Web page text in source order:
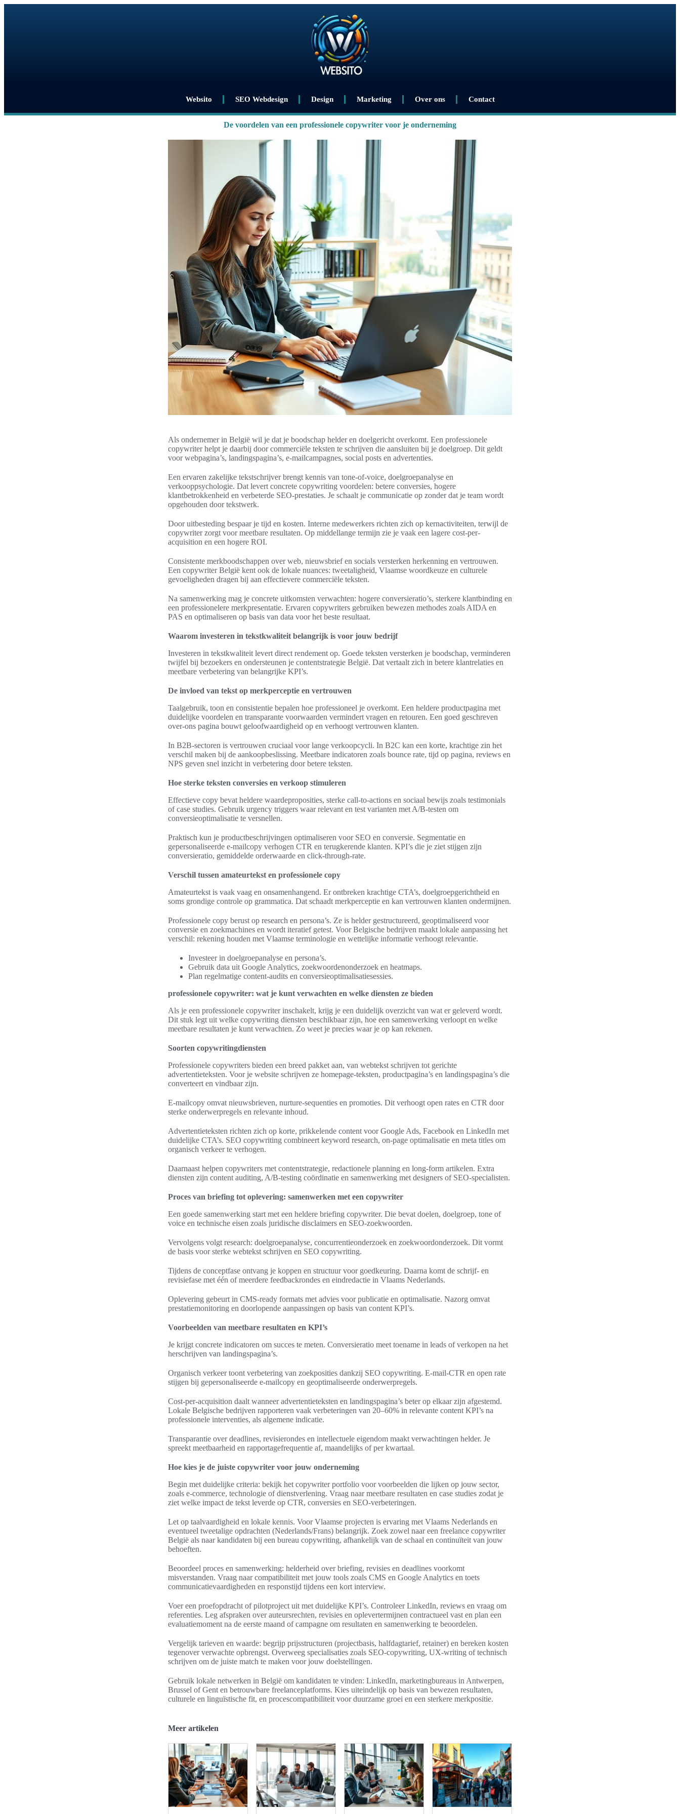
Websito SEO Webdesign Design Marketing Over ons Contact
De voordelen van een professionele copywriter voor je onderneming
Als ondernemer in België wil je dat je boodschap helder en doelgericht overkomt. Een professionele
copywriter helpt je daarbij door commerciële teksten te schrijven die aansluiten bij je doelgroep. Dit geldt
voor webpagina’s, landingspagina’s, e-mailcampagnes, social posts en advertenties.
Een ervaren zakelijke tekstschrijver brengt kennis van tone-of-voice, doelgroepanalyse en
verkooppsychologie. Dat levert concrete copywriting voordelen: betere conversies, hogere
klantbetrokkenheid en verbeterde SEO-prestaties. Je schaalt je communicatie op zonder dat je team wordt
opgehouden door tekstwerk.
Door uitbesteding bespaar je tijd en kosten. Interne medewerkers richten zich op kernactiviteiten, terwijl de
copywriter zorgt voor meetbare resultaten. Op middellange termijn zie je vaak een lagere cost-per-
acquisition en een hogere ROI.
Consistente merkboodschappen over web, nieuwsbrief en socials versterken herkenning en vertrouwen.
Een copywriter België kent ook de lokale nuances: tweetaligheid, Vlaamse woordkeuze en culturele
gevoeligheden dragen bij aan effectievere commerciële teksten.
Na samenwerking mag je concrete uitkomsten verwachten: hogere conversieratio’s, sterkere klantbinding en
een professionelere merkpresentatie. Ervaren copywriters gebruiken bewezen methodes zoals AIDA en
PAS en optimaliseren op basis van data voor het beste resultaat.
Waarom investeren in tekstkwaliteit belangrijk is voor jouw bedrijf
Investeren in tekstkwaliteit levert direct rendement op. Goede teksten versterken je boodschap, verminderen
twijfel bij bezoekers en ondersteunen je contentstrategie België. Dat vertaalt zich in betere klantrelaties en
meetbare verbetering van belangrijke KPI’s.
De invloed van tekst op merkperceptie en vertrouwen
Taalgebruik, toon en consistentie bepalen hoe professioneel je overkomt. Een heldere productpagina met
duidelijke voordelen en transparante voorwaarden vermindert vragen en retouren. Een goed geschreven
over-ons pagina bouwt geloofwaardigheid op en verhoogt vertrouwen klanten.
In B2B-sectoren is vertrouwen cruciaal voor lange verkoopcycli. In B2C kan een korte, krachtige zin het
verschil maken bij de aankoopbeslissing. Meetbare indicatoren zoals bounce rate, tijd op pagina, reviews en
NPS geven snel inzicht in verbetering door betere teksten.
Hoe sterke teksten conversies en verkoop stimuleren
Effectieve copy bevat heldere waardeproposities, sterke call-to-actions en sociaal bewijs zoals testimonials
of case studies. Gebruik urgency triggers waar relevant en test varianten met A/B-testen om
conversieoptimalisatie te versnellen.
Praktisch kun je productbeschrijvingen optimaliseren voor SEO en conversie. Segmentatie en
gepersonaliseerde e-mailcopy verhogen CTR en terugkerende klanten. KPI’s die je ziet stijgen zijn
conversieratio, gemiddelde orderwaarde en click-through-rate.
Verschil tussen amateurtekst en professionele copy
Amateurtekst is vaak vaag en onsamenhangend. Er ontbreken krachtige CTA’s, doelgroepgerichtheid en
soms grondige controle op grammatica. Dat schaadt merkperceptie en kan vertrouwen klanten ondermijnen.
Professionele copy berust op research en persona’s. Ze is helder gestructureerd, geoptimaliseerd voor
conversie en zoekmachines en wordt iteratief getest. Voor Belgische bedrijven maakt lokale aanpassing het
verschil: rekening houden met Vlaamse terminologie en wettelijke informatie verhoogt relevantie.
Investeer in doelgroepanalyse en persona’s.
Gebruik data uit Google Analytics, zoekwoordenonderzoek en heatmaps.
Plan regelmatige content-audits en conversieoptimalisatiesessies.
professionele copywriter: wat je kunt verwachten en welke diensten ze bieden
Als je een professionele copywriter inschakelt, krijg je een duidelijk overzicht van wat er geleverd wordt.
Dit stuk legt uit welke copywriting diensten beschikbaar zijn, hoe een samenwerking verloopt en welke
meetbare resultaten je kunt verwachten. Zo weet je precies waar je op kan rekenen.
Soorten copywritingdiensten
Professionele copywriters bieden een breed pakket aan, van webtekst schrijven tot gerichte
advertentieteksten. Voor je website schrijven ze homepage-teksten, productpagina’s en landingspagina’s die
converteert en vindbaar zijn.
E-mailcopy omvat nieuwsbrieven, nurture-sequenties en promoties. Dit verhoogt open rates en CTR door
sterke onderwerpregels en relevante inhoud.
Advertentieteksten richten zich op korte, prikkelende content voor Google Ads, Facebook en LinkedIn met
duidelijke CTA’s. SEO copywriting combineert keyword research, on-page optimalisatie en meta titles om
organisch verkeer te verhogen.
Daarnaast helpen copywriters met contentstrategie, redactionele planning en long-form artikelen. Extra
diensten zijn content auditing, A/B-testing coördinatie en samenwerking met designers of SEO-specialisten.
Proces van briefing tot oplevering: samenwerken met een copywriter
Een goede samenwerking start met een heldere briefing copywriter. Die bevat doelen, doelgroep, tone of
voice en technische eisen zoals juridische disclaimers en SEO-zoekwoorden.
Vervolgens volgt research: doelgroepanalyse, concurrentieonderzoek en zoekwoordonderzoek. Dit vormt
de basis voor sterke webtekst schrijven en SEO copywriting.
Tijdens de conceptfase ontvang je koppen en structuur voor goedkeuring. Daarna komt de schrijf- en
revisiefase met één of meerdere feedbackrondes en eindredactie in Vlaams Nederlands.
Oplevering gebeurt in CMS-ready formats met advies voor publicatie en optimalisatie. Nazorg omvat
prestatiemonitoring en doorlopende aanpassingen op basis van content KPI’s.
Voorbeelden van meetbare resultaten en KPI’s
Je krijgt concrete indicatoren om succes te meten. Conversieratio meet toename in leads of verkopen na het
herschrijven van landingspagina’s.
Organisch verkeer toont verbetering van zoekposities dankzij SEO copywriting. E-mail-CTR en open rate
stijgen bij gepersonaliseerde e-mailcopy en geoptimaliseerde onderwerpregels.
Cost-per-acquisition daalt wanneer advertentieteksten en landingspagina’s beter op elkaar zijn afgestemd.
Lokale Belgische bedrijven rapporteren vaak verbeteringen van 20–60% in relevante content KPI’s na
professionele interventies, als algemene indicatie.
Transparantie over deadlines, revisierondes en intellectuele eigendom maakt verwachtingen helder. Je
spreekt meetbaarheid en rapportagefrequentie af, maandelijks of per kwartaal.
Hoe kies je de juiste copywriter voor jouw onderneming
Begin met duidelijke criteria: bekijk het copywriter portfolio voor voorbeelden die lijken op jouw sector,
zoals e-commerce, technologie of dienstverlening. Vraag naar meetbare resultaten en case studies zodat je
ziet welke impact de tekst leverde op CTR, conversies en SEO-verbeteringen.
Let op taalvaardigheid en lokale kennis. Voor Vlaamse projecten is ervaring met Vlaams Nederlands en
eventueel tweetalige opdrachten (Nederlands/Frans) belangrijk. Zoek zowel naar een freelance copywriter
België als naar kandidaten bij een bureau copywriting, afhankelijk van de schaal en continuïteit van jouw
behoeften.
Beoordeel proces en samenwerking: helderheid over briefing, revisies en deadlines voorkomt
misverstanden. Vraag naar compatibiliteit met jouw tools zoals CMS en Google Analytics en toets
communicatievaardigheden en responstijd tijdens een kort interview.
Voer een proefopdracht of pilotproject uit met duidelijke KPI’s. Controleer LinkedIn, reviews en vraag om
referenties. Leg afspraken over auteursrechten, revisies en oplevertermijnen contractueel vast en plan een
evaluatiemoment na de eerste maand of campagne om resultaten en samenwerking te beoordelen.
Vergelijk tarieven en waarde: begrijp prijsstructuren (projectbasis, halfdagtarief, retainer) en bereken kosten
tegenover verwachte opbrengst. Overweeg specialisaties zoals SEO-copywriting, UX-writing of technisch
schrijven om de juiste match te maken voor jouw doelstellingen.
Gebruik lokale netwerken in België om kandidaten te vinden: LinkedIn, marketingbureaus in Antwerpen,
Brussel of Gent en betrouwbare freelanceplatforms. Kies uiteindelijk op basis van bewezen resultaten,
culturele en linguïstische fit, en procescompatibiliteit voor duurzame groei en een sterkere merkpositie.
Meer artikelen